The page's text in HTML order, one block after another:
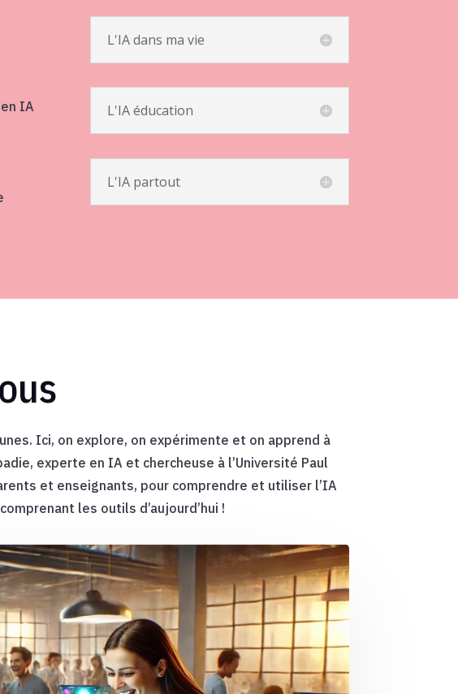
IA
L'IA dans ma vie
L'IA éducation
L'IA partout
Ici, on explore, on expérimente et on apprend à
experte en IA et chercheuse à l’Université Paul
et enseignants, pour comprendre et utiliser l’IA
les outils d’aujourd’hui !